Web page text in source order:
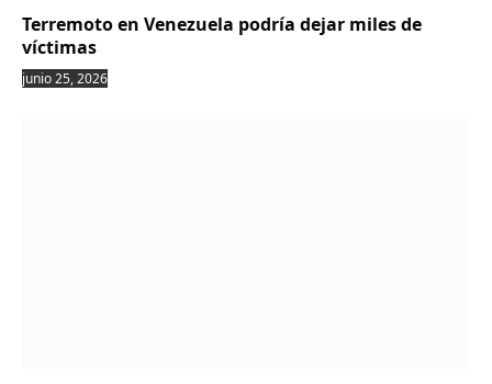
Terremoto en Venezuela podría dejar miles de
víctimas
junio 25, 2026